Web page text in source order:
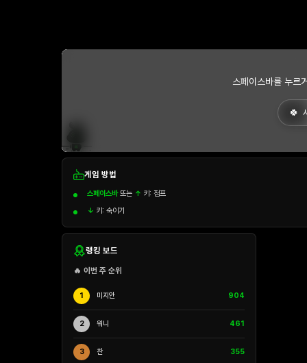
스페이스바를 누르
게임 방법
스페이스바또는 ↑ 키: 점프
↓ 키: 숙이기
랭킹 보드
🔥 이번 주 순위
1 미지안 904
2 워니 461
3 찬 355